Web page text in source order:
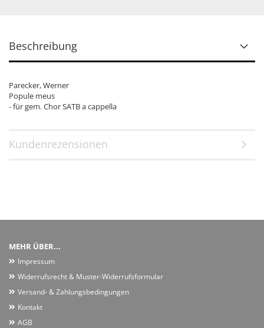
Beschreibung
Parecker, Werner
Popule meus
- für gem. Chor SATB a cappella
Kundenrezensionen
MEHR ÜBER...
Impressum
Widerrufsrecht & Muster-Widerrufsformular
Versand- & Zahlungsbedingungen
Kontakt
AGB